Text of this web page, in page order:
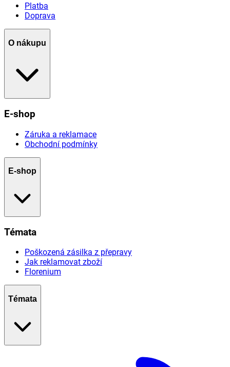
Platba
Doprava
O nákupu
E-shop
Záruka a reklamace
Obchodní podmínky
E-shop
Témata
Poškozená zásilka z přepravy
Jak reklamovat zboží
Florenium
Témata